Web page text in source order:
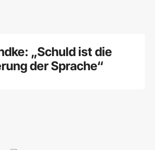
„Schuld ist die
der Sprache“